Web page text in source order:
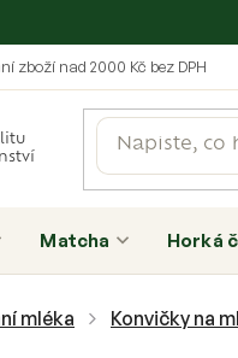
zboží nad 2000 Kč bez DPH
Matcha Horká
mléka Konvičky na